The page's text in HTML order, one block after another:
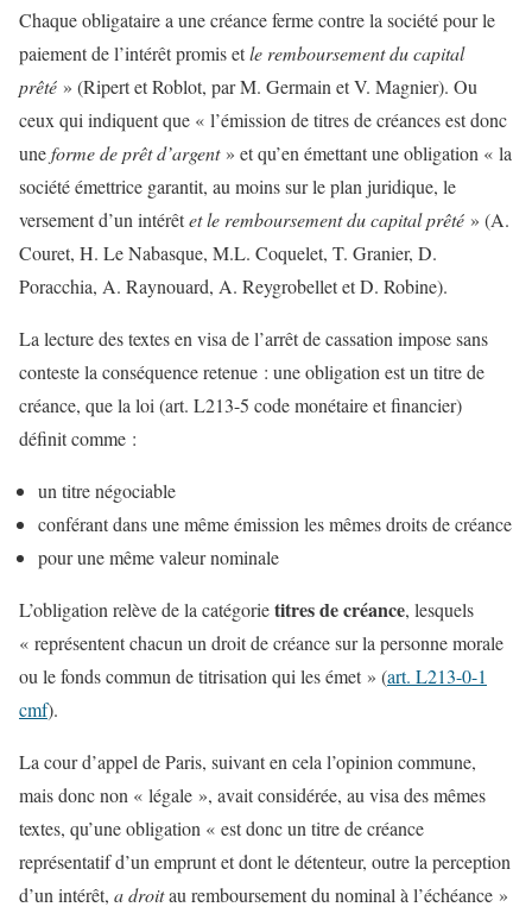
Chaque obligataire a une créance ferme contre la société pour le
paiement de l’intérêt promis etle remboursement du capital
prêté » (Ripert et Roblot, par M. Germain et V. Magnier). Ou
ceux qui indiquent que « l’émission de titres de créances est donc
uneforme de prêt d’argent » et qu’en émettant une obligation « la
société émettrice garantit, au moins sur le plan juridique, le
versement d’un intérêtet le remboursement du capital prêté » (A.
Couret, H. Le Nabasque, M.L. Coquelet, T. Granier, D.
Poracchia, A. Raynouard, A. Reygrobellet et D. Robine).
La lecture des textes en visa de l’arrêt de cassation impose sans
conteste la conséquence retenue : une obligation est un titre de
créance, que la loi (art. L213-5 code monétaire et financier)
définit comme :
un titre négociable
conférant dans une même émission les mêmes droits de créance
pour une même valeur nominale
L’obligation relève de la catégorietitres de créance, lesquels
« représentent chacun un droit de créance sur la personne morale
ou le fonds commun de titrisation qui les émet » (art. L213-0-1
cmf).
La cour d’appel de Paris, suivant en cela l’opinion commune,
mais donc non « légale », avait considérée, au visa des mêmes
textes, qu’une obligation « est donc un titre de créance
représentatif d’un emprunt et dont le détenteur, outre la perception
d’un intérêt, a droitau remboursement du nominal à l’échéance »